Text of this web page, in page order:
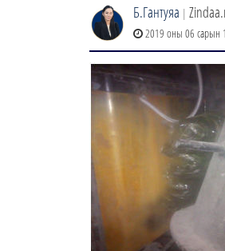
Б.Гантуяа |
2019 оны 06 сарын